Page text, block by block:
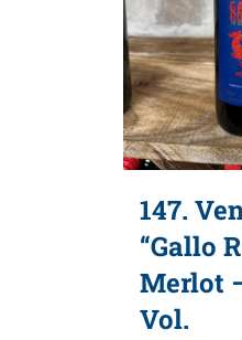
147.
“Gallo
Merlot
Vol.